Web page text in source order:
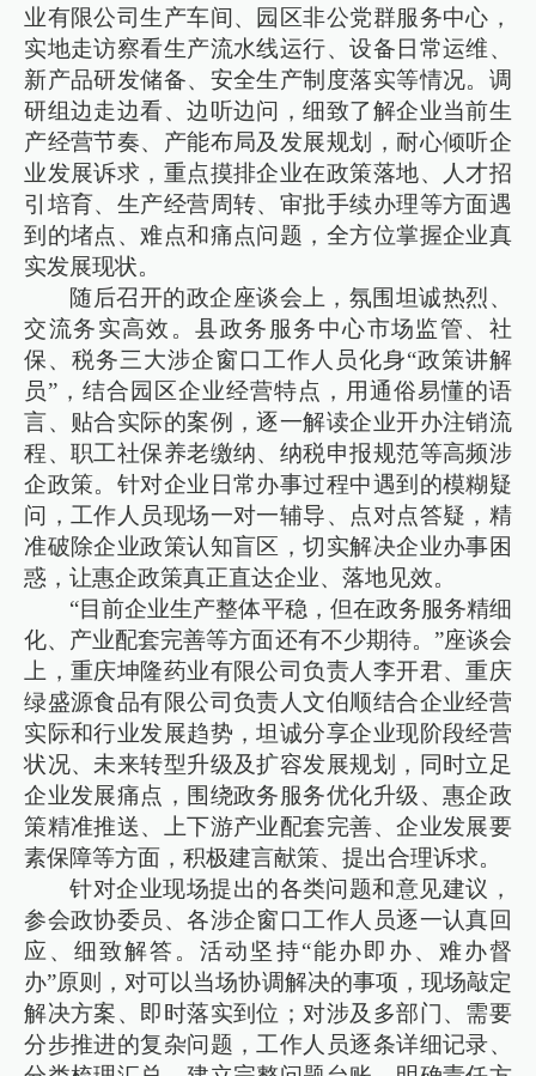
业有限公司生产车间、园区非公党群服务中心，
实地走访察看生产流水线运行、设备日常运维、
新产品研发储备、安全生产制度落实等情况。调
研组边走边看、边听边问，细致了解企业当前生
产经营节奏、产能布局及发展规划，耐心倾听企
业发展诉求，重点摸排企业在政策落地、人才招
引培育、生产经营周转、审批手续办理等方面遇
到的堵点、难点和痛点问题，全方位掌握企业真
实发展现状。
随后召开的政企座谈会上，氛围坦诚热烈、
交流务实高效。县政务服务中心市场监管、社
保、税务三大涉企窗口工作人员化身“政策讲解
员”，结合园区企业经营特点，用通俗易懂的语
言、贴合实际的案例，逐一解读企业开办注销流
程、职工社保养老缴纳、纳税申报规范等高频涉
企政策。针对企业日常办事过程中遇到的模糊疑
问，工作人员现场一对一辅导、点对点答疑，精
准破除企业政策认知盲区，切实解决企业办事困
惑，让惠企政策真正直达企业、落地见效。
“目前企业生产整体平稳，但在政务服务精细
化、产业配套完善等方面还有不少期待。”座谈会
上，重庆坤隆药业有限公司负责人李开君、重庆
绿盛源食品有限公司负责人文伯顺结合企业经营
实际和行业发展趋势，坦诚分享企业现阶段经营
状况、未来转型升级及扩容发展规划，同时立足
企业发展痛点，围绕政务服务优化升级、惠企政
策精准推送、上下游产业配套完善、企业发展要
素保障等方面，积极建言献策、提出合理诉求。
针对企业现场提出的各类问题和意见建议，
参会政协委员、各涉企窗口工作人员逐一认真回
应、细致解答。活动坚持“能办即办、难办督
办”原则，对可以当场协调解决的事项，现场敲定
解决方案、即时落实到位；对涉及多部门、需要
分步推进的复杂问题，工作人员逐条详细记录、